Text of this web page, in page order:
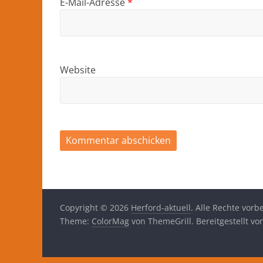
Website
Copyright © 2026 Herford-aktuell. Alle Rechte
Theme: ColorMag von ThemeGrill. Bereitgestellt